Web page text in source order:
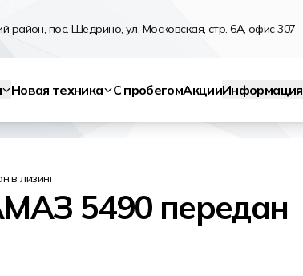
район, пос. Щедрино, ул. Московская, стр. 6А, офис 307
Новая техника С пробегомАкцииИнформация
в лизинг
5490 передан